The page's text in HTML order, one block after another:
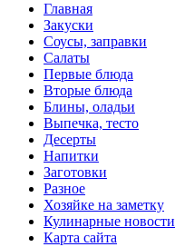
Главная
Закуски
Соусы, заправки
Салаты
Первые блюда
Вторые блюда
Блины, оладьи
Выпечка, тесто
Десерты
Напитки
Заготовки
Разное
Хозяйке на заметку
Кулинарные новости
Карта сайта